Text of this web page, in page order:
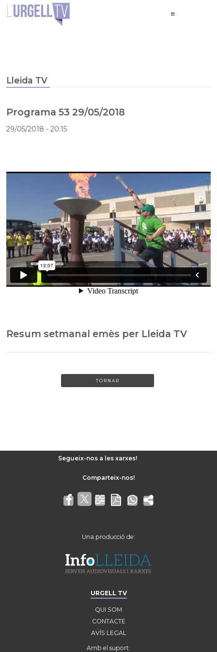
Lleida TV
Programa 53 29/05/2018
29/05/2018- 20:15
Resum setmanal emès per Lleida TV
TORNAR
Segueix-nos a les xarxes!
Una producció de:
URGELL TV
QUI SOM
CONTACTE
AVÍS LEGAL
Amb el suport: